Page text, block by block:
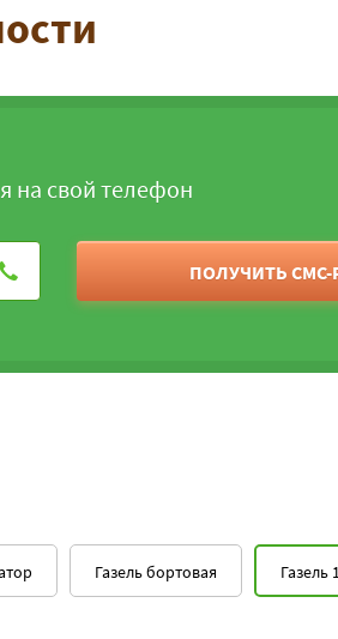
на свой телефон
ПОЛУЧИТЬ СМС-
Газель
Газель бортовая